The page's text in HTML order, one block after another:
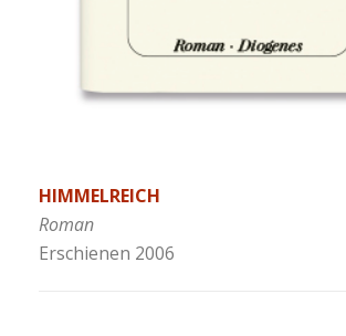
HIMMELREICH
Roman
Erschienen 2006